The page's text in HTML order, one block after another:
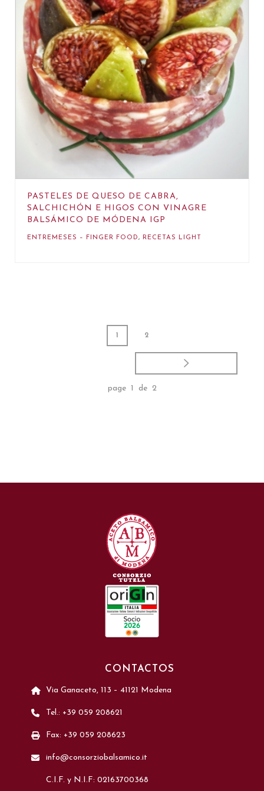
PASTELES DE QUESO DE CABRA,
SALCHICHÓN E HIGOS CON VINAGRE
BALSÁMICO DE MÓDENA IGP
ENTREMESES – FINGER FOOD, RECETAS LIGHT
1 2
page 1 de 2
CONTACTOS
Via Ganaceto, 113 – 41121 Modena
Tel.: +39 059 208621
Fax: +39 059 208623
info@consorziobalsamico.it
C.I.F. y N.I.F: 02163700368